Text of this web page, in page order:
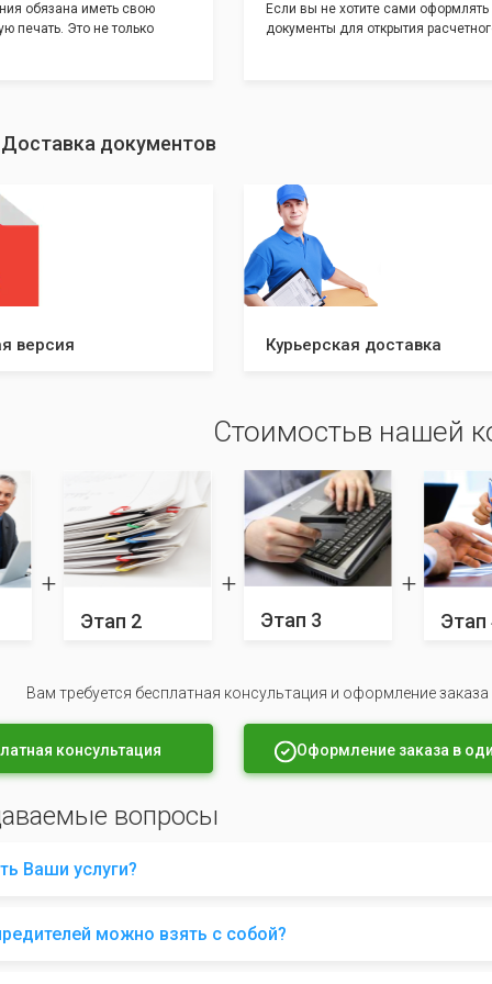
обязана иметь свою
печать. Это не только
из нашего каталога.
Если вы не хотите сами оформлять
документы для открытия
документов
версия Курьерская доставка
Стоимостьв нашей
Этап 2 Этап 3 Этап
Вам требуется бесплатная консультация и оформление
консультация Оформление заказа в
вопросы
Ваши услуги?
можно взять с собой?